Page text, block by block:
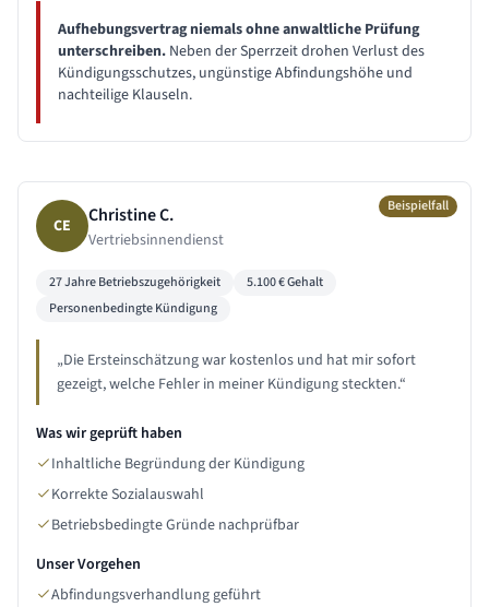
Aufhebungsvertrag niemals ohne anwaltliche Prüfung
unterschreiben. Neben der Sperrzeit drohen Verlust des
Kündigungsschutzes, ungünstige Abfindungshöhe und
nachteilige Klauseln.
Beispielfall
CE Christine C.
Vertriebsinnendienst
27 JahreBetriebszugehörigkeit 5.100€ Gehalt
Personenbedingte Kündigung
„Die Ersteinschätzung war kostenlos und hat mir sofort
gezeigt, welche Fehler in meiner Kündigung steckten.“
Was wir geprüft haben
Inhaltliche Begründung der Kündigung
Korrekte Sozialauswahl
Betriebsbedingte Gründe nachprüfbar
Unser Vorgehen
Abfindungsverhandlung geführt